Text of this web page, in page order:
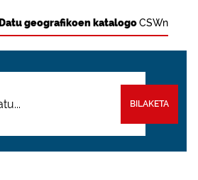
Datu geografikoen katalogoCSWn
BILAKETA